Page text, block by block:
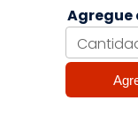
Agregue